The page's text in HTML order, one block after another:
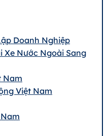
Doanh Nghiệp
Xe Nước Ngoài Sang
Nam
Việt Nam